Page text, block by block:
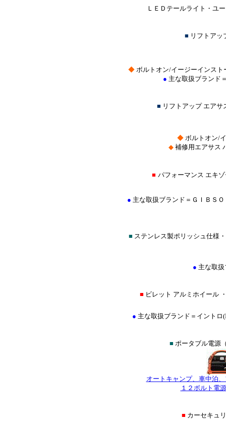
ＬＥＤテールライト・ユ
■ リフトア
◆ ボルトオン/イージーインスト
● 主な取扱ブランド
■ リフトアップ エア
◆ ボルトオン/
◆補修用エアサス
■ パフォーマンス エキ
● 主な取扱ブランド＝ＧＩＢＳ
■ ステンレス製ポリッシュ仕様
● 主な取
■ ビレット アルミホイール
● 主な取扱ブランド＝イントロ
■ ポータブル電源
オートキャンプ、車中泊
１２ボルト電
■ カーセキュ